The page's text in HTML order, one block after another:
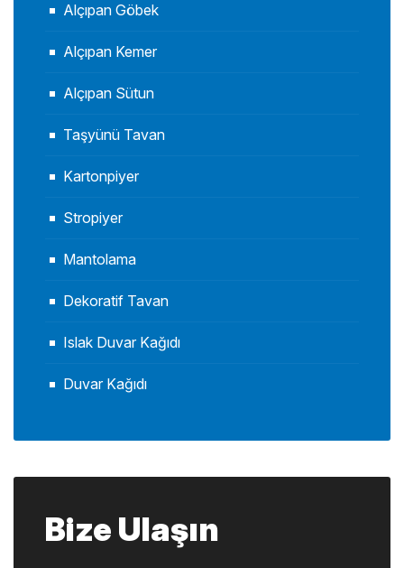
Alçıpan Göbek
Alçıpan Kemer
Alçıpan Sütun
Taşyünü Tavan
Kartonpiyer
Stropiyer
Mantolama
Dekoratif Tavan
Islak Duvar Kağıdı
Duvar Kağıdı
Bize Ulaşın